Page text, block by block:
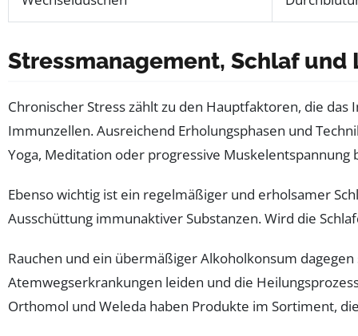
Stressmanagement, Schlaf
Chronischer Stress zählt zu den Hauptfaktoren, die
Immunzellen. Ausreichend Erholungsphasen und
Yoga, Meditation oder progressive
Ebenso wichtig ist ein regelmäßiger und erholsamer
Ausschüttung immunaktiver Substanzen. Wird die
Rauchen und ein übermäßiger Alkoholkonsum
Atemwegserkrankungen leiden und die
Orthomol und Weleda haben Produkte im Sortiment,